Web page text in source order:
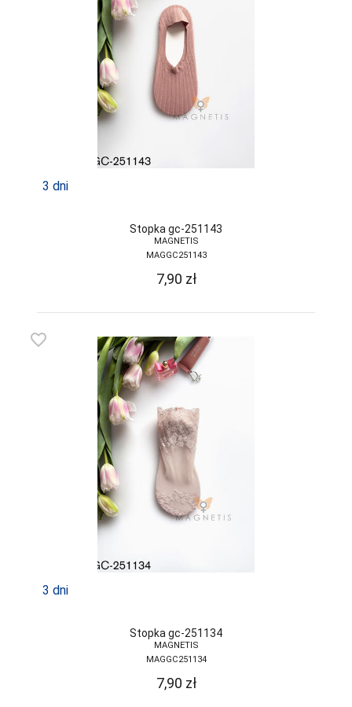
3 dni
Stopka gc-251143
MAGNETIS
MAGGC251143
7,90 zł
favorite_border
3 dni
Stopka gc-251134
MAGNETIS
MAGGC251134
7,90 zł